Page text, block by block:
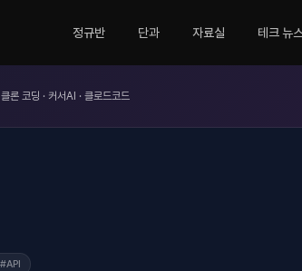
정규반 단과 자료실 테크 뉴
론 코딩 · 커서AI · 클로드코드
#API